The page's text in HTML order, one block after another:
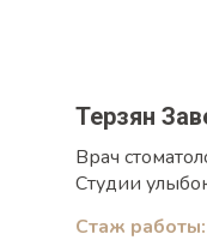
Терзян
Врач
Студии
Стаж работы: